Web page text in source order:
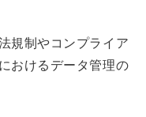
規制やコンプライア
おけるデータ管理の